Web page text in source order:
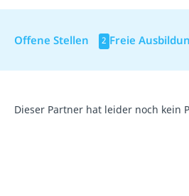
Offene Stellen 2 Freie
Dieser Partner hat leider noch kein